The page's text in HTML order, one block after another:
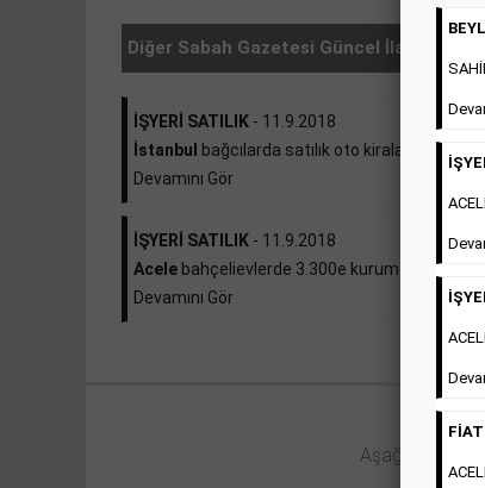
Diğer Sabah Gazetesi Güncel İlanlar
İŞYERİ SATILIK - 11.9.2018
İstanbul
bağcılarda satılık oto kiralama...
Devamını Gör
İŞYERİ SATILIK - 11.9.2018
Acele bahçelievlerde 3.300e kurumsal kiracılı
Devamını Gör
Aşağıdaki